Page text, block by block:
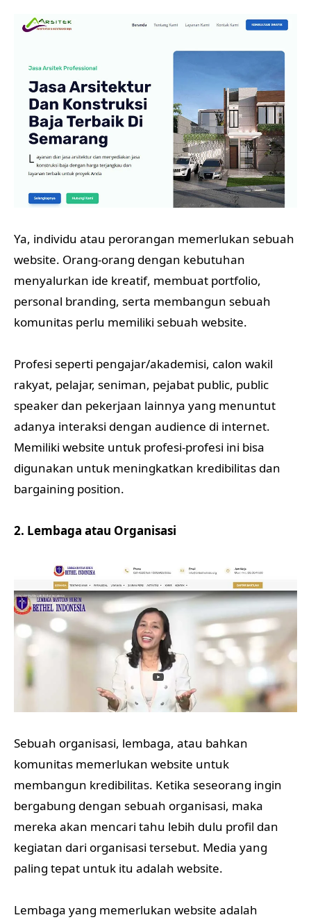
Ya, individu atau perorangan memerlukan sebuah
website. Orang-orang dengan kebutuhan
menyalurkan ide kreatif, membuat portfolio,
personal branding, serta membangun sebuah
komunitas perlu memiliki sebuah website.
Profesi seperti pengajar/akademisi, calon wakil
rakyat, pelajar, seniman, pejabat public, public
speaker dan pekerjaan lainnya yang menuntut
adanya interaksi dengan audience di internet.
Memiliki website untuk profesi-profesi ini bisa
digunakan untuk meningkatkan kredibilitas dan
bargaining position.
2. Lembaga atau Organisasi
Sebuah organisasi, lembaga, atau bahkan
komunitas memerlukan website untuk
membangun kredibilitas. Ketika seseorang ingin
bergabung dengan sebuah organisasi, maka
mereka akan mencari tahu lebih dulu profil dan
kegiatan dari organisasi tersebut. Media yang
paling tepat untuk itu adalah website.
Lembaga yang memerlukan website adalah